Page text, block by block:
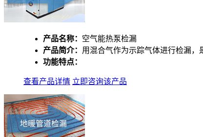
产品名称： 空气能热泵检漏
产品简介： 用混合气作为示踪气体进行检漏，
功能特点：
查看产品详情 立即咨询该产品